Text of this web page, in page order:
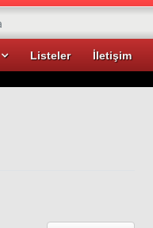
Listeler İletişim